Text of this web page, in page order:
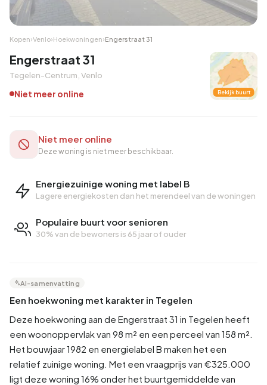
Kopen›Venlo›Hoekwoningen›Engerstraat 31
Engerstraat 31
Tegelen-Centrum, Venlo
Niet meer online Bekijk buurt
Energiezuinige woning met label B
Lagere energiekosten dan het merendeel van de woningen
Populaire buurt voor senioren
30% van de bewoners is 65 jaar of ouder
AI-samenvatting
Een hoekwoning met karakter in Tegelen
Deze hoekwoning aan de Engerstraat 31 in Tegelen heeft
een woonoppervlak van 98 m² en een perceel van 158 m².
Het bouwjaar 1982 en energielabel B maken het een
relatief zuinige woning. Met een vraagprijs van €325.000
ligt deze woning 16% onder het buurtgemiddelde van
Niet meer online
Deze woning is niet meer beschikbaar.